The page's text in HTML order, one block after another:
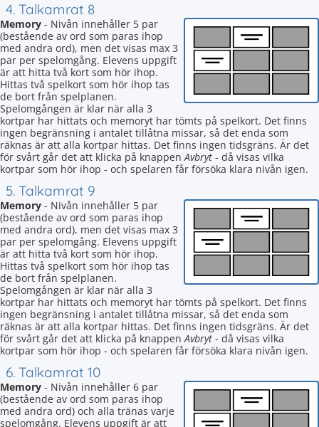
4. Talkamrat 8
Memory - Nivån innehåller 5 par
(bestående av ord som paras ihop
med andra ord), men det visas max 3
par per spelomgång. Elevens uppgift
är att hitta två kort som hör ihop.
Hittas två spelkort som hör ihop tas
de bort från spelplanen.
Spelomgången är klar när alla 3
kortpar har hittats och memoryt har tömts på spelkort. Det finns
ingen begränsning i antalet tillåtna missar, så det enda som
räknas är att alla kortpar hittas. Det finns ingen tidsgräns. Är det
för svårt går det att klicka på knappenAvbryt - då visas vilka
kortpar som hör ihop - och spelaren får försöka klara nivån igen.
5. Talkamrat 9
Memory - Nivån innehåller 5 par
(bestående av ord som paras ihop
med andra ord), men det visas max 3
par per spelomgång. Elevens uppgift
är att hitta två kort som hör ihop.
Hittas två spelkort som hör ihop tas
de bort från spelplanen.
Spelomgången är klar när alla 3
kortpar har hittats och memoryt har tömts på spelkort. Det finns
ingen begränsning i antalet tillåtna missar, så det enda som
räknas är att alla kortpar hittas. Det finns ingen tidsgräns. Är det
för svårt går det att klicka på knappenAvbryt - då visas vilka
kortpar som hör ihop - och spelaren får försöka klara nivån igen.
6. Talkamrat 10
Memory - Nivån innehåller 6 par
(bestående av ord som paras ihop
med andra ord) och alla tränas varje
spelomgång. Elevens uppgift är att